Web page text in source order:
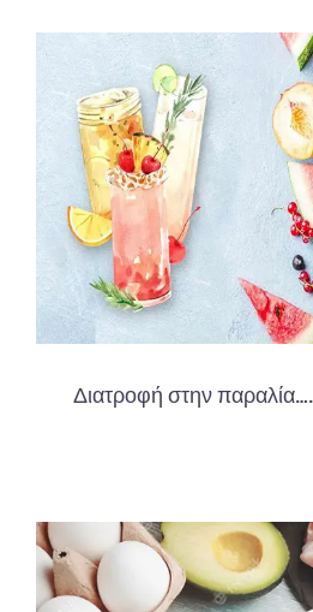
Διατροφή στην